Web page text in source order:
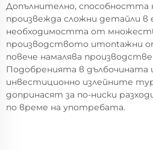
Допълнително, способността
произвежда сложни детайли в
необходимостта от
производството иmontажни
повече намалява
Подобренията в дълбочината
инвестиционно излейните
допринасят за по-ниски
по време на употребата.